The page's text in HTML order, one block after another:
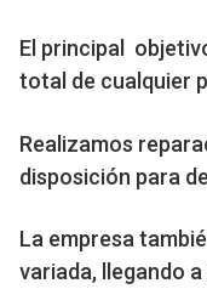
El principal
total de cualquier
Realizamos
disposición para
La empresa
variada, llegando